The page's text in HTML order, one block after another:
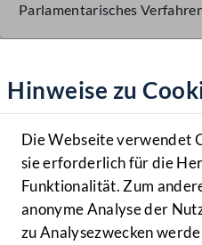
Hilfe
Benutzer
Navigationsmenü
MENÜ
Hinweise zu
Die Webseite verwendet
sie erforderlich für die
Funktionalität. Zum
anonyme Analyse der
zu Analysezwecken
Parlamentarisches